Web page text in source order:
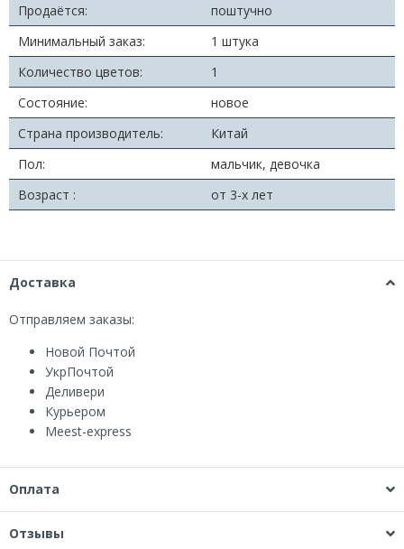
Продаётся:
поштучно
Минимальный заказ:
1 штука
Количество цветов:
1
Состояние:
новое
Страна производитель:
Китай
Пол:
мальчик, девочка
Возраст :
от 3-х лет
Доставка
Отправляем заказы:
Новой Почтой
УкрПочтой
Деливери
Курьером
Мeest-express
Оплата
Отзывы